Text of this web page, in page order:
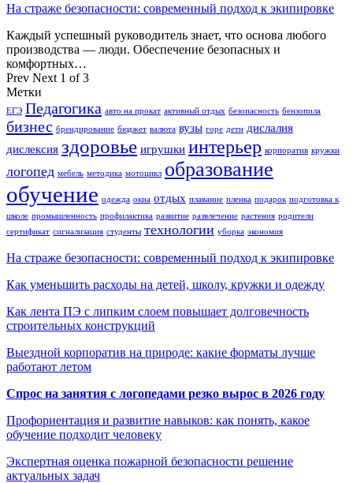
На страже безопасности: современный подход к экипировке
Каждый успешный руководитель знает, что основа любого
производства — люди. Обеспечение безопасных и
комфортных…
Prev Next 1 of 3
Метки
ЕГЭ Педагогика авто на прокат активный отдых безопасность бензопила
бизнес брендирование бюджет валюта вузы горе дети дислалия
дислексия здоровье игрушки интерьер корпоратив кружки
логопед мебель методика мотоцикл образование
обучение одежда окна отдых плавание пленка подарок подготовка к
школе промышленность профилактика развитие развлечение растения родители
сертификат сигнализация студенты технологии уборка экономия
На страже безопасности: современный подход к экипировке
Как уменьшить расходы на детей, школу, кружки и одежду
Как лента ПЭ с липким слоем повышает долговечность
строительных конструкций
Выездной корпоратив на природе: какие форматы лучше
работают летом
Спрос на занятия с логопедами резко вырос в 2026 году
Профориентация и развитие навыков: как понять, какое
обучение подходит человеку
Экспертная оценка пожарной безопасности решение
актуальных задач